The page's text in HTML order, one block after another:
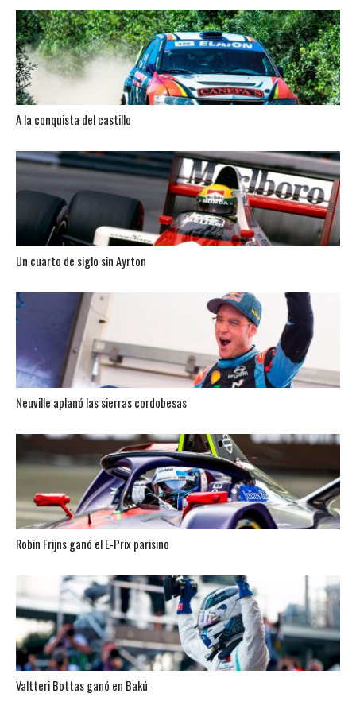
A la conquista del castillo
Un cuarto de siglo sin Ayrton
Neuville aplanó las sierras cordobesas
Robin Frijns ganó el E-Prix parisino
Valtteri Bottas ganó en Bakú